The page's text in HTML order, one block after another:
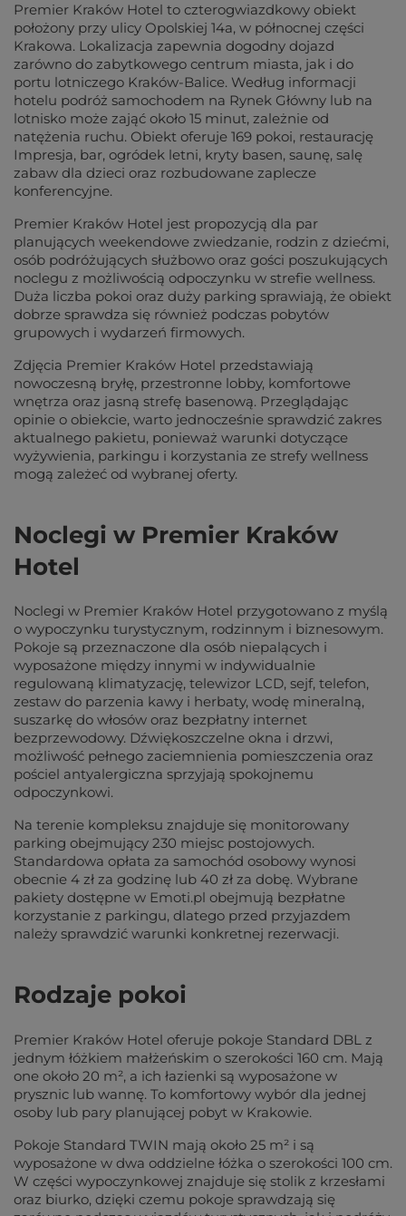
Premier Kraków Hotel to czterogwiazdkowy obiekt
położony przy ulicy Opolskiej 14a, w północnej części
Krakowa. Lokalizacja zapewnia dogodny dojazd
zarówno do zabytkowego centrum miasta, jak i do
portu lotniczego Kraków-Balice. Według informacji
hotelu podróż samochodem na Rynek Główny lub na
lotnisko może zająć około 15 minut, zależnie od
natężenia ruchu. Obiekt oferuje 169 pokoi, restaurację
Impresja, bar, ogródek letni, kryty basen, saunę, salę
zabaw dla dzieci oraz rozbudowane zaplecze
konferencyjne.
Premier Kraków Hotel jest propozycją dla par
planujących weekendowe zwiedzanie, rodzin z dziećmi,
osób podróżujących służbowo oraz gości poszukujących
noclegu z możliwością odpoczynku w strefie wellness.
Duża liczba pokoi oraz duży parking sprawiają, że obiekt
dobrze sprawdza się również podczas pobytów
grupowych i wydarzeń firmowych.
Zdjęcia Premier Kraków Hotel przedstawiają
nowoczesną bryłę, przestronne lobby, komfortowe
wnętrza oraz jasną strefę basenową. Przeglądając
opinie o obiekcie, warto jednocześnie sprawdzić zakres
aktualnego pakietu, ponieważ warunki dotyczące
wyżywienia, parkingu i korzystania ze strefy wellness
mogą zależeć od wybranej oferty.
Noclegi w Premier Kraków
Hotel
Noclegi w Premier Kraków Hotel przygotowano z myślą
o wypoczynku turystycznym, rodzinnym i biznesowym.
Pokoje są przeznaczone dla osób niepalących i
wyposażone między innymi w indywidualnie
regulowaną klimatyzację, telewizor LCD, sejf, telefon,
zestaw do parzenia kawy i herbaty, wodę mineralną,
suszarkę do włosów oraz bezpłatny internet
bezprzewodowy. Dźwiękoszczelne okna i drzwi,
możliwość pełnego zaciemnienia pomieszczenia oraz
pościel antyalergiczna sprzyjają spokojnemu
odpoczynkowi.
Na terenie kompleksu znajduje się monitorowany
parking obejmujący 230 miejsc postojowych.
Standardowa opłata za samochód osobowy wynosi
obecnie 4 zł za godzinę lub 40 zł za dobę. Wybrane
pakiety dostępne w Emoti.pl obejmują bezpłatne
korzystanie z parkingu, dlatego przed przyjazdem
należy sprawdzić warunki konkretnej rezerwacji.
Rodzaje pokoi
Premier Kraków Hotel oferuje pokoje Standard DBL z
jednym łóżkiem małżeńskim o szerokości 160 cm. Mają
one około 20 m², a ich łazienki są wyposażone w
prysznic lub wannę. To komfortowy wybór dla jednej
osoby lub pary planującej pobyt w Krakowie.
Pokoje Standard TWIN mają około 25 m² i są
wyposażone w dwa oddzielne łóżka o szerokości 100 cm.
W części wypoczynkowej znajduje się stolik z krzesłami
oraz biurko, dzięki czemu pokoje sprawdzają się